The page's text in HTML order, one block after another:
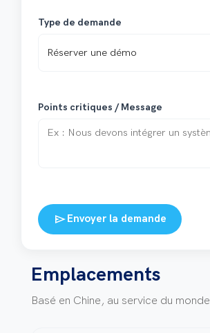
Type de demande
Points critiques / Message
sendEnvoyer la demande
Emplacements
Basé en Chine, au service du monde